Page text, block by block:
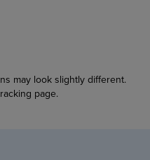
may look slightly different.
page.